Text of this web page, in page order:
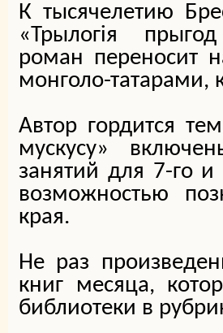
К тысячелетию
«Трылогія
роман переносит
монголо-татарами,
Автор гордится
мускусу»
занятий для 7-го и
возможностью
края.
Не раз
книг месяца,
библиотеки в